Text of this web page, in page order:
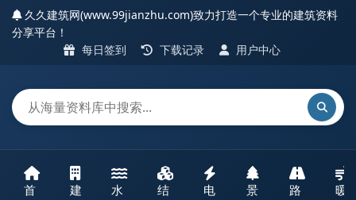
久久建筑网(www.99jianzhu.com)致力打造一个专业的建筑资料
分享平台！
每日签到
下载记录 用户中心
首
建
水
结
电
景
路
暖